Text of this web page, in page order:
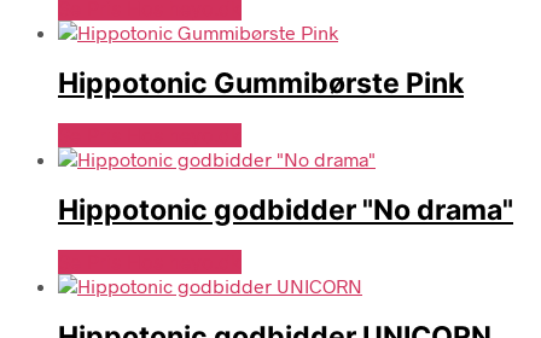
Hippotonic Gummibørste Pink
Hippotonic godbidder "No drama"